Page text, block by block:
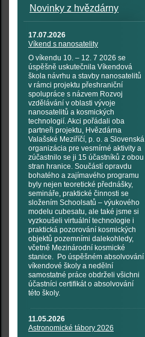
Novinky z hvězdárny
17.07.2026
Víkend s nanosatelity
O víkendu 10. – 12. 7 2026 se
úspěšně uskutečnila Víkendová
škola návrhu a stavby nanosatelitů
v rámci projektu přeshraniční
spolupráce s názvem Rozvoj
vzdělávání v oblasti vývoje
nanosatelitů a kosmických
technologií. Akci pořádali oba
partneři projektu, Hvězdárna
Valašské Meziříčí, p. o. a Slovenská
organizácia pre vesmírné aktivity a
zúčastnilo se ji 15 účastníků z obou
stran hranice. Součástí opravdu
bohatého a zajímavého programu
byly nejen teoretické přednášky,
semináře, praktické činnosti se
složením Schoolsatů – výukového
modelu cubesatu, ale také jsme si
vyzkoušeli virtuální technologie i
praktická pozorování kosmických
objektů pozemními dalekohledy,
včetně Mezinárodní kosmické
stanice. Po úspěšném absolvování
víkendové školy a nedělní
samostatné práce obdrželi všichni
účastníci certifikát o absolvování
této školy.
11.05.2026
Astronomické tábory 2026